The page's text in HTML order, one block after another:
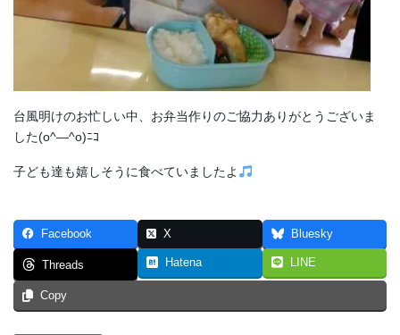
台風明けのお忙しい中、お弁当作りのご協力ありがとうございま
した(o^―^o)ﾆｺ
子ども達も嬉しそうに食べていましたよ
Facebook X Bluesky
Threads Hatena LINE
Copy